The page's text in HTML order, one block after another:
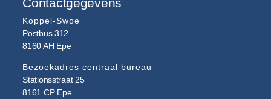
Contactgegevens
Koppel-Swoe
Postbus 312
8160 AH Epe
Bezoekadres centraal bureau
Stationsstraat 25
8161 CP Epe